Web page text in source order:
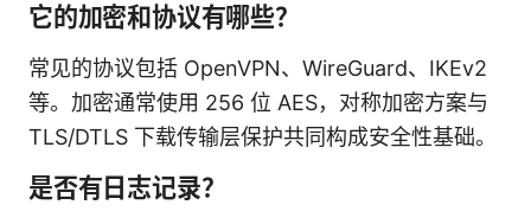
它的加密和协议有哪些？
常见的协议包括 OpenVPN、WireGuard、IKEv2
等。加密通常使用 256 位 AES，对称加密方案与
TLS/DTLS 下载传输层保护共同构成安全性基础。
是否有日志记录？